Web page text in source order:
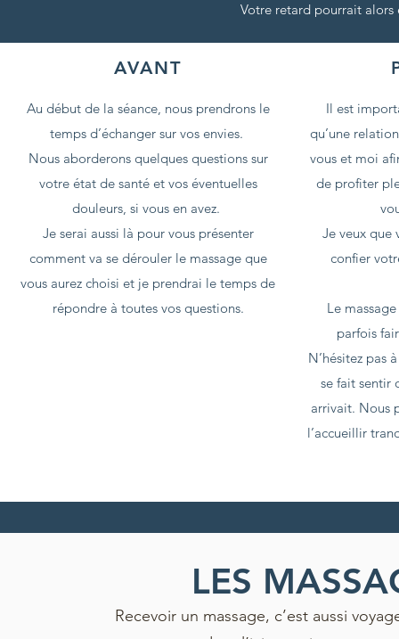
Votre retard pourrait
AVANT
Au début de la séance, nous prendrons le
temps d’échanger sur vos envies.
Nous aborderons quelques questions sur
votre état de santé et vos éventuelles
douleurs, si vous en avez.
Je serai aussi là pour vous présenter
comment va se dérouler le massage que
vous aurez choisi et je prendrai le temps de
répondre à toutes vos questions.
Il est
qu’une
vous et moi
de profiter
Je veux que
confier
Le
parfois
N’hésitez pas
se fait sentir
arrivait. Nous
l’accueillir
LES
Recevoir un massage, c’est aussi